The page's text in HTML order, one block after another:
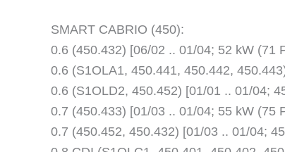
SMART CABRIO (450):
0.6 (450.432) [06/02 .. 01/04; 52 kW (71
0.6 (S1OLA1, 450.441, 450.442,
0.6 (S1OLD2, 450.452) [01/01 .. 01/04;
0.7 (450.433) [01/03 .. 01/04; 55 kW (75
0.7 (450.452, 450.432) [01/03 .. 01/04;